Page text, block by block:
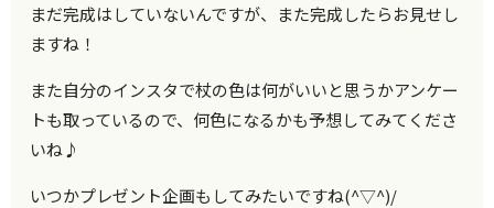
まだ完成はしていないんですが、また完成したらお見せし
ますね！
また自分のインスタで杖の色は何がいいと思うかアンケー
トも取っているので、何色になるかも予想してみてくださ
いね♪
いつかプレゼント企画もしてみたいですね(^▽^)/